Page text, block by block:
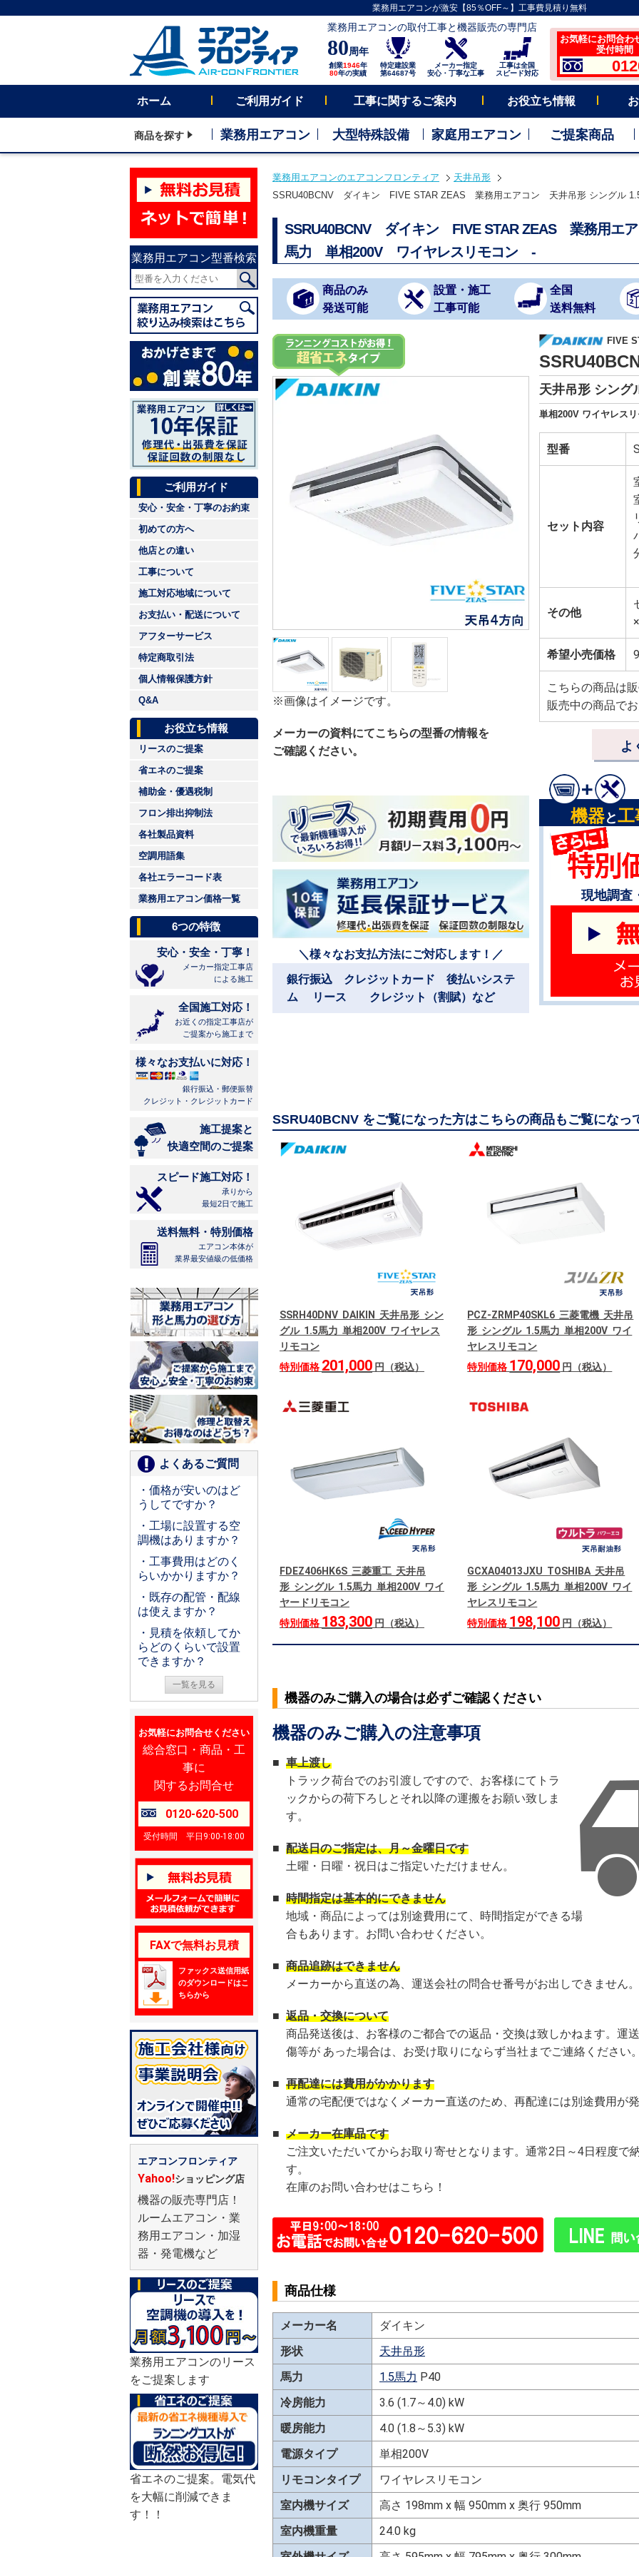
業務用エアコンが激安【85％OFF～】工事費見積り無料
業務用エアコンの取付工事と機器販売の専門店
80周年
創業1946年
80年の実績
特定建設業
第64687号
メーカー指定
安心・丁寧な工事
工事は全国
スピード対応
お気軽にお問合わ
受付時間
ホーム ご利用ガイド 工事に関するご案内 お役立ち情報
商品を探す 業務用エアコン 大型特殊設備 家庭用エアコン ご提案商品
業務用エアコン型番検索
ご利用ガイド
安心・安全・丁寧のお約束
初めての方へ
他店との違い
工事について
施工対応地域について
お支払い・配送について
アフターサービス
特定商取引法
個人情報保護方針
Q&A
お役立ち情報
リースのご提案
省エネのご提案
補助金・優遇税制
フロン排出抑制法
各社製品資料
空調用語集
各社エラーコード表
業務用エアコン価格一覧
6つの特徴
安心・安全・丁寧！
メーカー指定工事店
による施工
全国施工対応！
お近くの指定工事店が
ご提案から施工まで
様々なお支払いに対応！
銀行振込・郵便振替
クレジット・クレジットカード
施工提案と
快適空間のご提案
スピード施工対応！
承りから
最短2日で施工
送料無料・特別価格
エアコン本体が
業界最安値級の低価格
よくあるご質問
・価格が安いのはど
うしてですか？
・工場に設置する空
調機はありますか？
・工事費用はどのく
らいかかりますか？
・既存の配管・配線
は使えますか？
・見積を依頼してか
らどのくらいで設置
できますか？
一覧を見る
お気軽にお問合せください
総合窓口・商品・工
事に
関するお問合せ
0120-620-500
受付時間 平日9:00-18:00
FAXで無料お見積
ファックス送信用紙
のダウンロードはこ
ちらから
エアコンフロンティア
Yahoo!ショッピング店
機器の販売専門店！
ルームエアコン・業
務用エアコン・加湿
器・発電機など
業務用エアコンのリース
をご提案します
省エネのご提案。電気代
を大幅に削減できま
す！！
業務用エアコンのエアコンフロンティア
天井吊形
SSRU40BCNV ダイキン FIVE STAR ZEAS 業務用エアコン 天井吊形 シングル
SSRU40BCNV ダイキン FIVE STAR ZEAS 業務用エ
馬力 単相200V ワイヤレスリモコン -
商品のみ
発送可能
設置・施工
工事可能
全国
送料無料
※画像はイメージです。
メーカーの資料にてこちらの型番の情報を
ご確認ください。
FIVE
天井吊形 シング
単相200V ワイヤレス
型番
セット内容
その他
希望小売価格
こちらの商品は
販売中の商品で
よ
＼様々なお支払方法にご対応します！／
銀行振込 クレジットカード 後払いシステ
ム リース クレジット（割賦）など
機器と工
現地調査
SSRU40BCNV をご覧になった方はこちらの商品もご覧になっ
SSRH40DNV DAIKIN 天井吊形 シン
グル 1.5馬力 単相200V ワイヤレス
リモコン
特別価格 201,000 円（税込）
PCZ-ZRMP40SKL6 三菱電機 天井吊
形 シングル 1.5馬力 単相200V ワイ
ヤレスリモコン
特別価格 170,000 円（税込）
FDEZ406HK6S 三菱重工 天井吊
形 シングル 1.5馬力 単相200V ワイ
ヤードリモコン
特別価格 183,300 円（税込）
GCXA04013JXU TOSHIBA 天井吊
形 シングル 1.5馬力 単相200V ワイ
ヤレスリモコン
特別価格 198,100 円（税込）
機器のみご購入の場合は必ずご確認ください
機器のみご購入の注意事項
■ 車上渡し
トラック荷台でのお引渡しですので、お客様にてトラ
ックからの荷下ろしとそれ以降の運搬をお願い致しま
す。
■ 配送日のご指定は、月～金曜日です
土曜・日曜・祝日はご指定いただけません。
■ 時間指定は基本的にできません
地域・商品によっては別途費用にて、時間指定ができる場
合もあります。お問い合わせください。
■ 商品追跡はできません
メーカーから直送の為、運送会社の問合せ番号がお出しできません
■ 返品・交換について
商品発送後は、お客様のご都合での返品・交換は致しかねます。運
傷等が あった場合は、お受け取りにならず当社までご連絡ください
■ 再配達には費用がかかります
通常の宅配便ではなくメーカー直送のため、再配達には別途費用が
■ メーカー在庫品です
ご注文いただいてからお取り寄せとなります。通常2日～4日程度で
す。
在庫のお問い合わせはこちら！
商品仕様
メーカー名
ダイキン
形状
天井吊形
馬力
1.5馬力 P40
冷房能力
3.6 (1.7～4.0) kW
暖房能力
4.0 (1.8～5.3) kW
電源タイプ
単相200V
リモコンタイプ
ワイヤレスリモコン
室内機サイズ
高さ 198mm x 幅 950mm x 奥行 950mm
室内機重量
24.0 kg